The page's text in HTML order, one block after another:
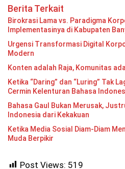
Berita Terkait
Birokrasi Lama vs. Paradigma
Implementasinya di Kabupaten
Urgensi Transformasi Digital
Modern
Konten adalah Raja, Komunitas
Ketika “Daring” dan “Luring” Tak
Cermin Kelenturan Bahasa
Bahasa Gaul Bukan Merusak,
Indonesia dari Kekakuan
Ketika Media Sosial Diam-Diam
Muda Berpikir
Post Views: 519